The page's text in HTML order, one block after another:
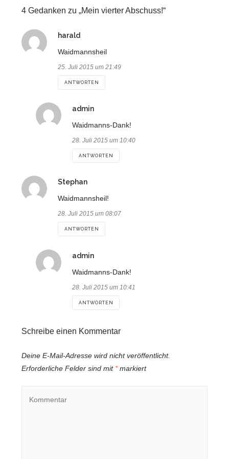
4 Gedanken zu „Mein vierter Abschuss!“
haraldsagt:
Waidmannsheil
25. Juli 2015 um 21:49
ANTWORTEN
adminsagt:
Waidmanns-Dank!
28. Juli 2015 um 10:40
ANTWORTEN
Stephansagt:
Waidmannsheil!
28. Juli 2015 um 08:07
ANTWORTEN
adminsagt:
Waidmanns-Dank!
28. Juli 2015 um 10:41
ANTWORTEN
Schreibe einen Kommentar
Deine E-Mail-Adresse wird nicht veröffentlicht.
Erforderliche Felder sind mit *markiert